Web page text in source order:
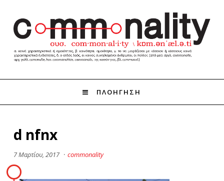
ΠΛΟΗΓΗΣΗ
d nfnx
7 Μαρτίου, 2017 · commonality